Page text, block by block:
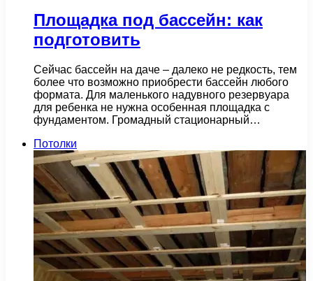
Площадка под бассейн: как
подготовить
Сейчас бассейн на даче – далеко не редкость, тем
более что возможно приобрести бассейн любого
формата. Для маленького надувного резервуара
для ребенка не нужна особенная площадка с
фундаментом. Громадный стационарный…
Потолки